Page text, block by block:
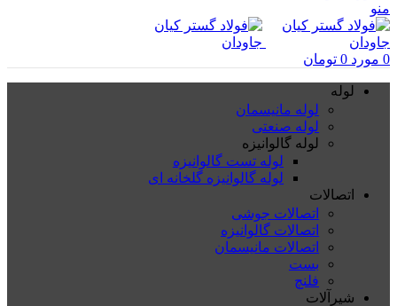
منو
0 مورد 0 تومان
لوله
لوله مانیسمان
لوله صنعتی
لوله گالوانیزه
لوله تست گالوانیزه
لوله گالوانیزه گلخانه ای
اتصالات
اتصالات جوشی
اتصالات گالوانیزه
اتصالات مانیسمان
بست
فلنچ
شیرآلات